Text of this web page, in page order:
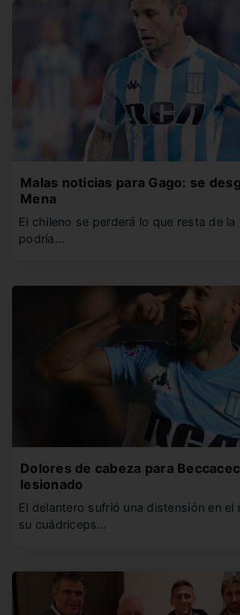
Malas noticias para Gago: se
Mena
El chileno se perderá lo que resta de
podría…
Dolores de cabeza para
lesionado
El delantero sufrió una distensión en el
su cuádriceps…